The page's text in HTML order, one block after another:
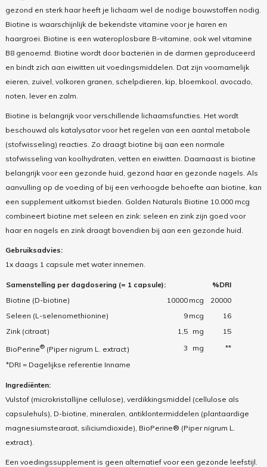
gezond en sterk haar heeft je lichaam wel de nodige bouwstoffen nodig.
Biotine is waarschijnlijk de bekendste vitamine voor je haren en
haargroei. Biotine is een wateroplosbare B-vitamine, ook wel vitamine
B8 genoemd. Biotine wordt door bacteriën in de darmen geproduceerd
en bindt zich aan eiwitten uit voedingsmiddelen. Dat zijn voornamelijk
eieren, zuivel, volkoren granen, schelpdieren, kip, bloemkool, avocado,
noten, lever en zalm.
Biotine is belangrijk voor verschillende lichaamsfuncties. Het wordt
beschouwd als katalysator voor het regelen van een aantal metabole
(stofwisseling) reacties. Zo draagt biotine bij aan een normale
stofwisseling van koolhydraten, vetten en eiwitten. Daarnaast is biotine
belangrijk voor een gezonde huid, gezond haar en gezonde nagels. Als
aanvulling op de voeding of bij een verhoogde behoefte aan biotine, kan
een supplement uitkomst bieden. Golden Naturals Biotine 10.000 mcg
combineert biotine met seleen en zink: seleen en zink zijn goed voor
haar en nagels en zink draagt bovendien bij aan een gezonde huid.
Gebruiksadvies:
1x daags 1 capsule met water innemen.
Samenstelling per dagdosering (= 1 capsule):
%DRI
Biotine (D-biotine)
10000 mcg
20000
Seleen (L-selenomethionine)
9 mcg
16
Zink (citraat)
1,5 mg
15
BioPerine®(Piper nigrum L. extract) 3 mg
**
*DRI = Dagelijkse referentie Inname
Ingrediënten:
Vulstof (microkristallijne cellulose), verdikkingsmiddel (cellulose als
capsulehuls), D-biotine, mineralen, antiklontermiddelen (plantaardige
magnesiumstearaat, siliciumdioxide), BioPerine® (Piper nigrum L.
extract).
Een voedingssupplement is geen alternatief voor een gezonde leefstijl.